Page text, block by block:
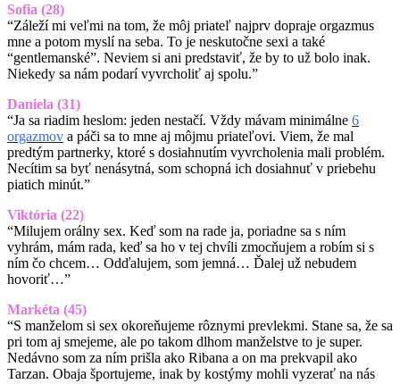
Sofia (28)
“Záleží mi veľmi na tom, že môj priateľ najprv dopraje orgazmus
mne a potom myslí na seba. To je neskutočne sexi a také
“gentlemanské”. Neviem si ani predstaviť, že by to už bolo inak.
Niekedy sa nám podarí vyvrcholiť aj spolu.”
Daniela (31)
“Ja sa riadim heslom: jeden nestačí. Vždy mávam minimálne 6
orgazmov a páči sa to mne aj môjmu priateľovi. Viem, že mal
predtým partnerky, ktoré s dosiahnutím vyvrcholenia mali problém.
Necítim sa byť nenásytná, som schopná ich dosiahnuť v priebehu
piatich minút.”
Viktória (22)
“Milujem orálny sex. Keď som na rade ja, poriadne sa s ním
vyhrám, mám rada, keď sa ho v tej chvíli zmocňujem a robím si s
ním čo chcem… Odďalujem, som jemná… Ďalej už nebudem
hovoriť…”
Markéta (45)
“S manželom si sex okoreňujeme rôznymi prevlekmi. Stane sa, že sa
pri tom aj smejeme, ale po takom dlhom manželstve to je super.
Nedávno som za ním prišla ako Ribana a on ma prekvapil ako
Tarzan. Obaja športujeme, inak by kostýmy mohli vyzerať na nás